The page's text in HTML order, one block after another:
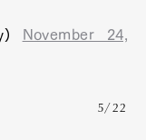
November 24,
5/22